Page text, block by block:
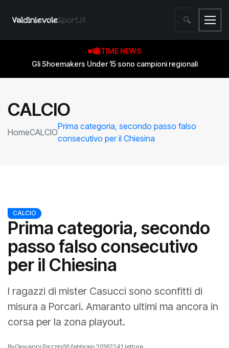
🔍
ULTIME NEWS
Gli Shoemakers Under 15 sono campioni regionali
CALCIO
HomeCALCIO
Prima categoria, secondo passo falso
consecutivo per il Chiesina
CALCIO
Prima categoria, secondo
passo falso consecutivo
per il Chiesina
I ragazzi di mister Casucci sono sconfitti di
misura a Porcari. Amaranto ultimi ma ancora in
corsa per la zona playout.
ByGiovanni Pazzini16 febbraio 20162241 letture